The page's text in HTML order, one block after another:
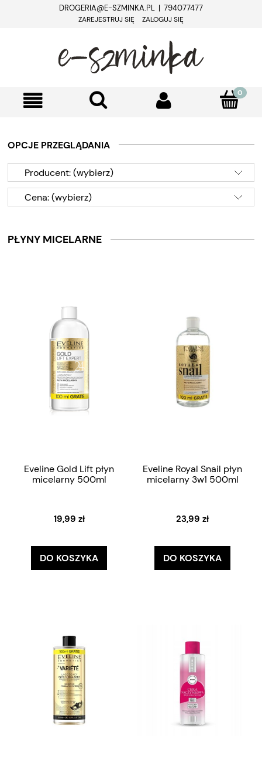
DROGERIA@E-SZMINKA.PL | 794077477
ZAREJESTRUJ SIĘ ZALOGUJ SIĘ
OPCJE PRZEGLĄDANIA
Producent: (wybierz)
Cena: (wybierz)
PŁYNY MICELARNE
Eveline Gold Lift płyn
micelarny 500ml
19,99 zł
DO KOSZYKA
Eveline Royal Snail płyn
micelarny 3w1 500ml
23,99 zł
DO KOSZYKA